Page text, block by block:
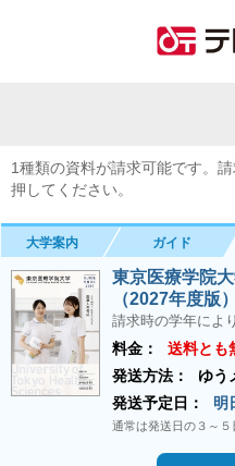
1種類の資料が請求可能です。
押してください。
大学案内 ガイド
東京医療学院
（2027年度版）
請求時の学年によ
料金：
送料とも
発送方法：
ゆう
発送予定日：
明
通常は発送日の３～５